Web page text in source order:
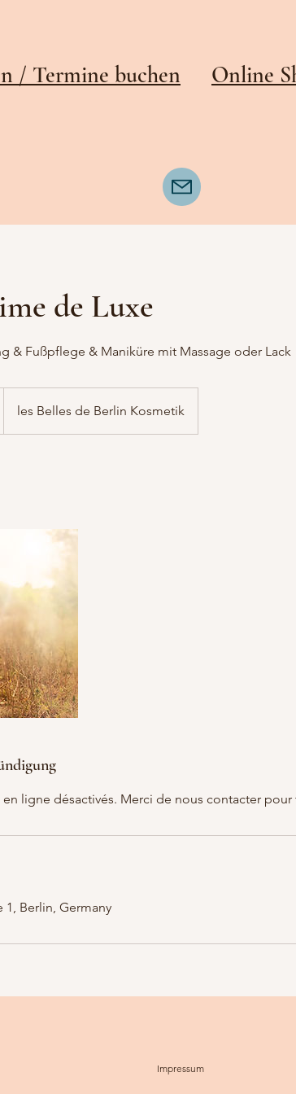
/ Termine buchen Online
de Luxe
& Fußpflege & Maniküre mit Massage oder Lack
les Belles de Berlin Kosmetik
ligne désactivés. Merci de nous contacter
Berlin, Germany
Impressum